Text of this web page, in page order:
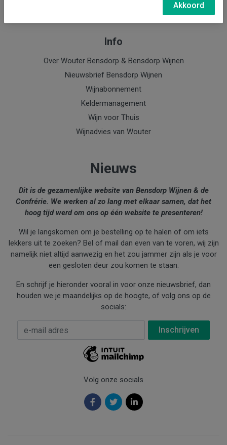
Info
Over Wouter Bensdorp & Bensdorp Wijnen
Nieuwsbrief Bensdorp Wijnen
Wijnabonnement
Keldermanagement
Wijn voor Thuis
Wijnadvies van Wouter
Nieuws
Dit is de gezamenlijke website van Bensdorp Wijnen & de
Confrérie. We werken al zo lang met elkaar samen, dat het
hoog tijd werd om ons op één website te presenteren!
Wil je langskomen om je bestelling op te halen of om iets
lekkers uit te zoeken? Bel of mail dan even van te voren, wij zijn
namelijk niet altijd aanwezig en het zou jammer zijn als je voor
een gesloten deur zou komen te staan.
En schrijf je hieronder vooral in voor onze nieuwsbrief, dan
houden we je maandelijks op de hoogte, of volg ons op de
socials:
E-mail Adres
Volg onze socials
Akkoord